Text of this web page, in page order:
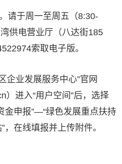
请于周一至周五（8:30-
供电营业厅（八达街185
索取电子版。
企业发展服务中心”官网
）进入“用户空间”后，选择
金申报”—“绿色发展重点扶持
在线填报并上传附件。